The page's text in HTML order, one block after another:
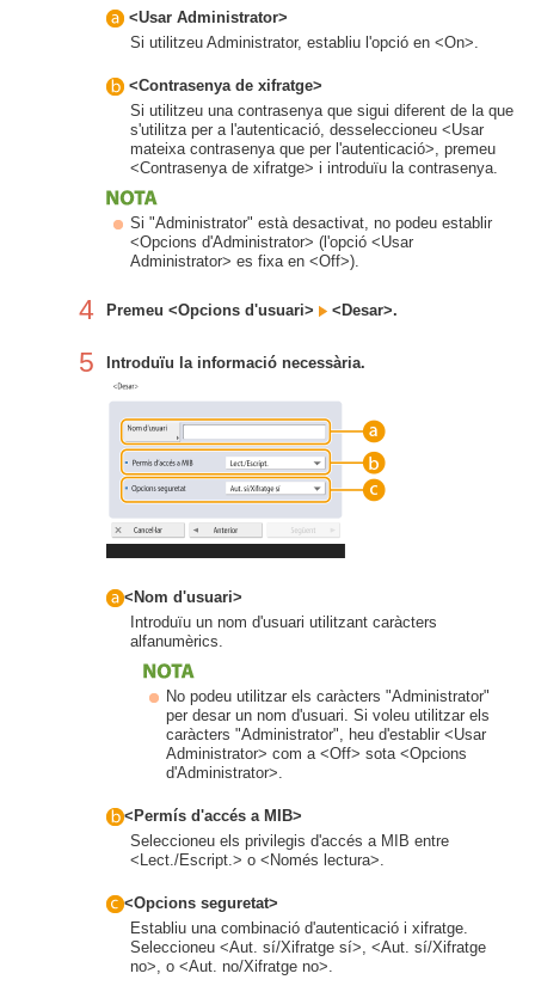
<Usar Administrator>
Si utilitzeu Administrator, establiu l'opció en <On>.
<Contrasenya de xifratge>
Si utilitzeu una contrasenya que sigui diferent de la que
s'utilitza per a l'autenticació, desseleccioneu <Usar
mateixa contrasenya que per l'autenticació>, premeu
<Contrasenya de xifratge> i introduïu la contrasenya.
Si "Administrator" està desactivat, no podeu establir
<Opcions d'Administrator> (l'opció <Usar
Administrator> es fixa en <Off>).
4 Premeu <Opcions d'usuari> <Desar>.
5 Introduïu la informació necessària.
<Nom d'usuari>
Introduïu un nom d'usuari utilitzant caràcters
alfanumèrics.
No podeu utilitzar els caràcters "Administrator"
per desar un nom d'usuari. Si voleu utilitzar els
caràcters "Administrator", heu d'establir <Usar
Administrator> com a <Off> sota <Opcions
d'Administrator>.
<Permís d'accés a MIB>
Seleccioneu els privilegis d'accés a MIB entre
<Lect./Escript.> o <Només lectura>.
<Opcions seguretat>
Establiu una combinació d'autenticació i xifratge.
Seleccioneu <Aut. sí/Xifratge sí>, <Aut. sí/Xifratge
no>, o <Aut. no/Xifratge no>.